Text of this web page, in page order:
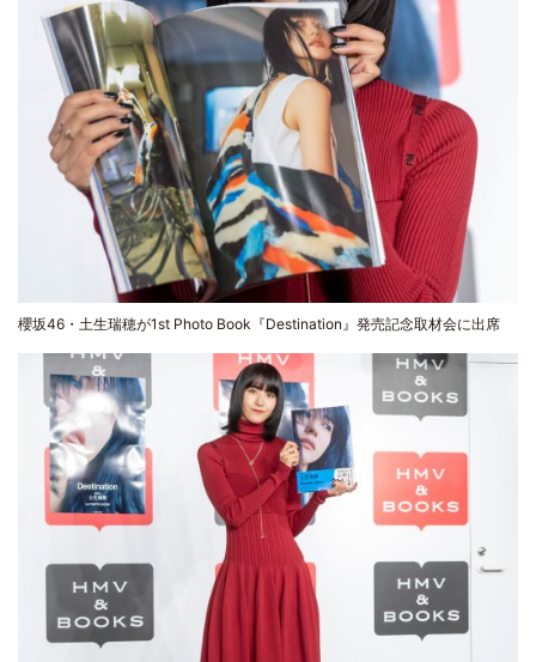
櫻坂46・土生瑞穂が1st Photo Book『Destination』発売記念取材会に出席